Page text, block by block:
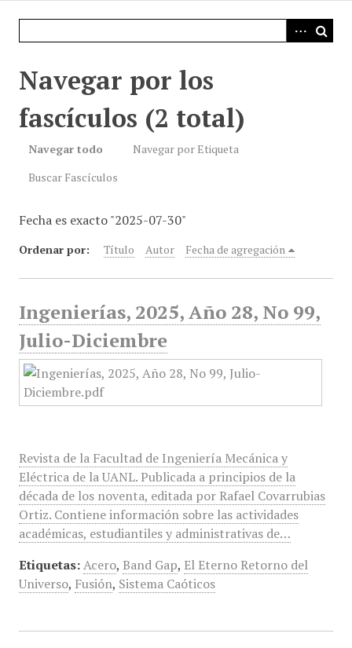
Navegar por los
fascículos (2 total)
Navegar todo
Navegar por Etiqueta
Buscar Fascículos
Fecha es exacto "2025-07-30"
Ordenar por: Título Autor Fecha de agregación
Ingenierías, 2025, Año 28, No 99,
Julio-Diciembre
Revista de la Facultad de Ingeniería Mecánica y
Eléctrica de la UANL. Publicada a principios de la
década de los noventa, editada por Rafael Covarrubias
Ortiz. Contiene información sobre las actividades
académicas, estudiantiles y administrativas de…
Etiquetas: Acero, Band Gap, El Eterno Retorno del
Universo, Fusión, Sistema Caóticos